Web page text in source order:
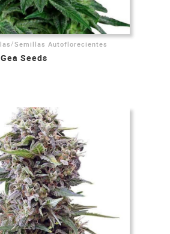
/Semillas Autoflorecientes
Seeds